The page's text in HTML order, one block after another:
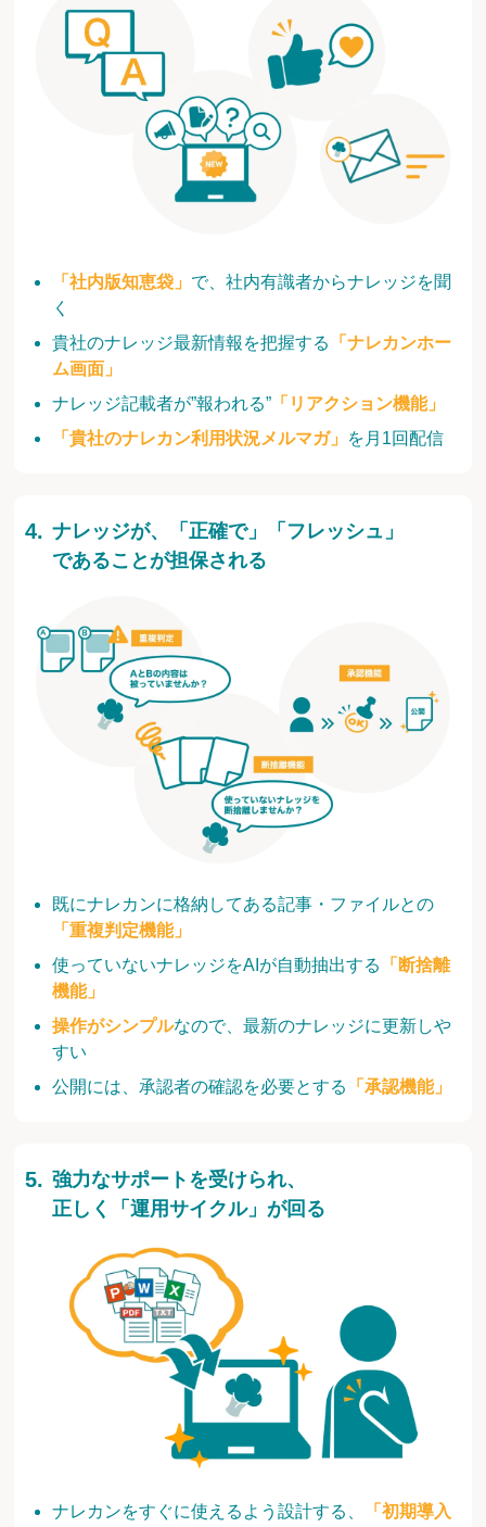
「社内版知恵袋」 で、社内有識者からナレッジを聞
く
貴社のナレッジ最新情報を把握する
「ナレカンホー
ム画面」
ナレッジ記載者が”報われる” 「リアクション機能」
「貴社のナレカン利用状況メルマガ」 を月1回配信
既にナレカンに格納してある記事・ファイルとの
「重複判定機能」
使っていないナレッジをAIが自動抽出する
「断捨離
機能」
操作がシンプルなので、最新のナレッジに更新しや
すい
公開には、承認者の確認を必要とする
「承認機能」
ナレッジが、「正確で」「フレッシュ」
であることが担保される
ナレカンをすぐに使えるよう設計する、
「初期導入
強力なサポートを受けられ、
正しく「運用サイクル」が回る